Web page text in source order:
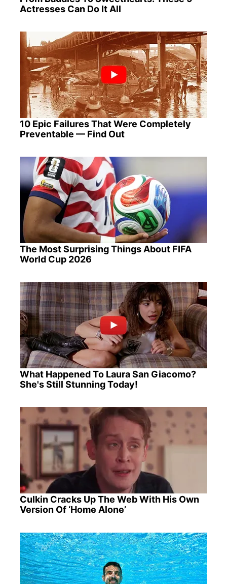
Actresses Can Do It All
10 Epic Failures That Were Completely
Preventable — Find Out
The Most Surprising Things About FIFA
World Cup 2026
What Happened To Laura San Giacomo?
She's Still Stunning Today!
Culkin Cracks Up The Web With His Own
Version Of ‘Home Alone’